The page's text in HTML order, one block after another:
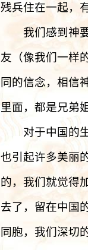
残兵住在一起，
我们感到神要
友（像我们一样
同的信念，相信
里面，都是兄弟
对于中国的生
也引起许多美丽
的，我们就觉得
去了，留在中国
同胞，我们深切